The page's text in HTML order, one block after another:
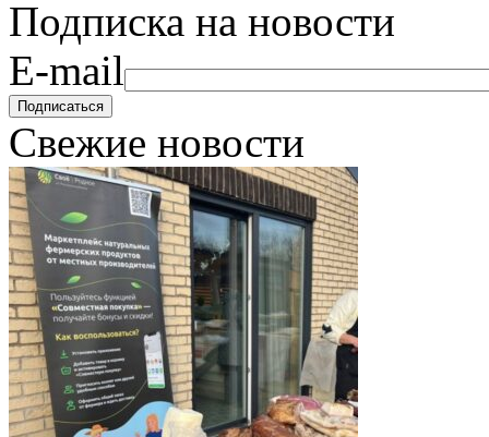
Подписка на новости
E-mail
Свежие новости